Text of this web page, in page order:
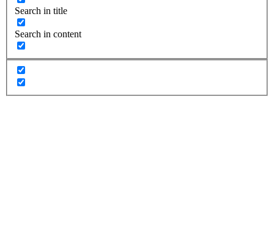
Search in title
Search in content